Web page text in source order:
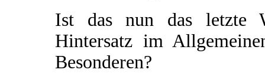
Ist das nun das letzte
Hintersatz im
Besonderen?